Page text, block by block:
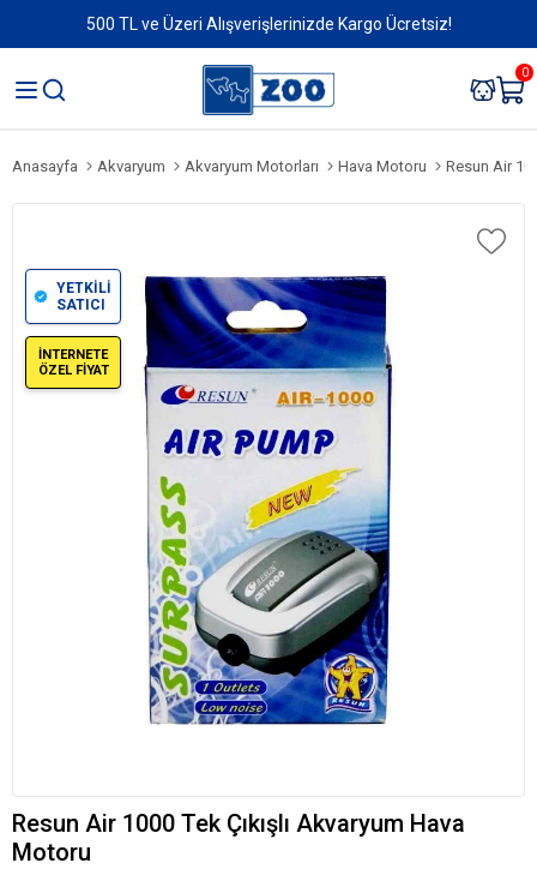
500 TL ve Üzeri Alışverişlerinizde Kargo Ücretsiz!
0
Anasayfa Akvaryum Akvaryum Motorları Hava Motoru Resun Air
YETKİLİ
SATICI
İNTERNETE
ÖZEL FİYAT
Resun Air 1000 Tek Çıkışlı Akvaryum Hava
Motoru